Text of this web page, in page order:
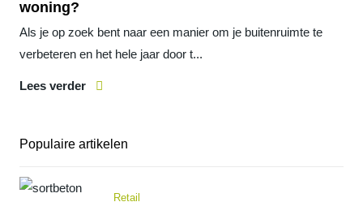
woning?
Als je op zoek bent naar een manier om je buitenruimte te
verbeteren en het hele jaar door t...
Lees verder
Populaire artikelen
Retail